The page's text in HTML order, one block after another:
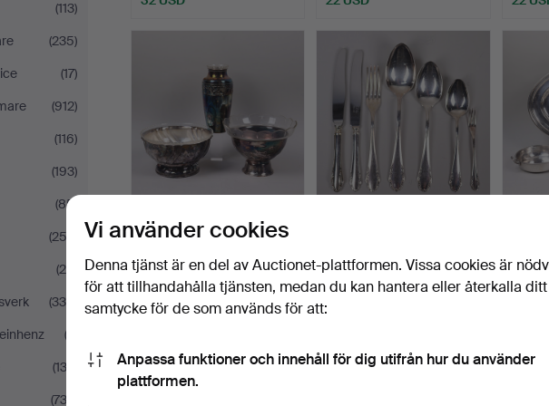
(113)
(235)
(17)
(912)
(116)
(193)
(85)
(252)
(25)
(330)
(3)
(132)
(732)
VAS OCH SKÅLAR,
nysilver med glasinsats,
3…
Klubbades 20 apr 2026
1 bud
22 USD
Klubbades 18 apr 2026
5 bud
5 bud
Vi använder cookies
Denna tjänst är en del av Auctionet-plattformen. Vissa cookies är
för att tillhandahålla tjänsten, medan du kan hantera eller återkalla ditt
samtycke för de som används för att:
Anpassa funktioner och innehåll för dig utifrån hur du använder
plattformen.